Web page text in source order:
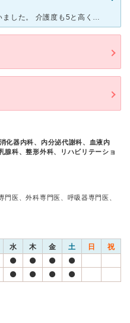
定期受診の６０代の患者様ので伺いました。 介護度も5と高く、処置室に行きます。車椅子では、通路も狭く感じますが、すぐにスタッフが来てくださり介助の手助けをしてくださります。チームワークは出来てると思
化器内科、内分泌代謝科、血液内
腺科、整形外科、リハビリテーショ
医、外科専門医、呼吸器専門医、
水 木 金 土 日 祝